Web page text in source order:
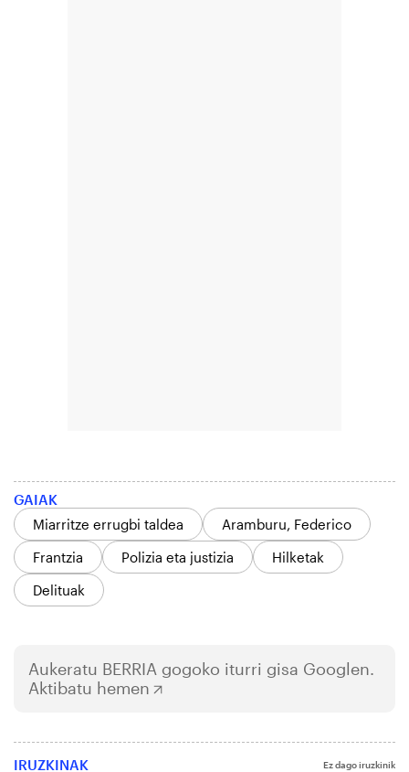
GAIAK
Miarritze errugbi taldea
Aramburu, Federico
Frantzia
Polizia eta justizia
Hilketak
Delituak
Aukeratu BERRIA gogoko iturri gisa Googlen.
Aktibatu hemen
IRUZKINAK Ez dago iruzkinik